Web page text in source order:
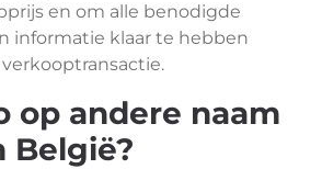
en om alle benodigde
informatie klaar te hebben
op andere naam
België?